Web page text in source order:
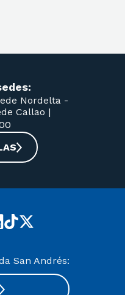
Nordelta -
Callao |
San Andrés: